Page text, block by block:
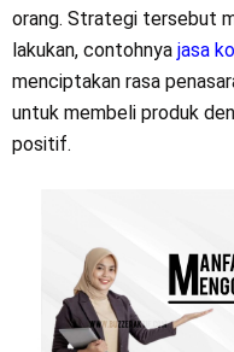
orang. Strategi tersebut
lakukan, contohnya jasa
menciptakan rasa
untuk membeli produk
positif.